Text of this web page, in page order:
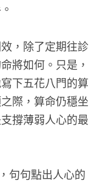
，除了定期往診
將如何。只是，
下五花八門的算
際，算命仍穩坐
撐薄弱人心的最
句句點出人心的